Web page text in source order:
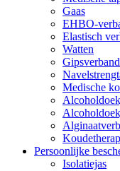
Gaas
EHBO-
Elastisch
Watten
Gipsverband
Medische
Persoonlijke
Isolatiejas